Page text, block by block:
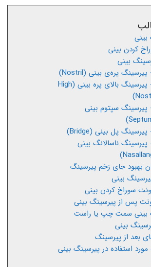
کردن بینی
بینی
2- پیرسینگ بالای پره بینی (High
پیرسینگ سپتوم بینی
پیرسینگ ناسالانگ بینی
بهبود جای زخم پیرسینگ
بینی
سوراخ کردن بینی
پس از پیرسینگ بینی
بینی سمت چپ یا راست
بینی
بعد از پیرسینگ
استفاده در پیرسینگ بینی